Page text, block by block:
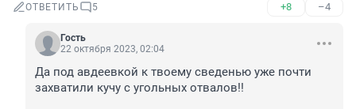
ОТВЕТИТЬ 5 +8 –4
Гость
22 октября 2023, 02:04
Да под авдеевкой к твоему сведенью уже почти
захватили кучу с угольных отвалов!!